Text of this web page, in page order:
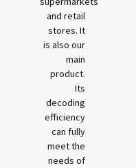
and retail
stores. It
is also our
main
product.
Its
decoding
efficiency
can fully
meet the
needs of